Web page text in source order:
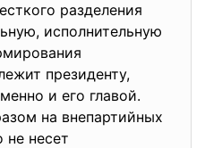
разделения
исполнительную
президенту,
и его главой.
на внепартийных
не несет